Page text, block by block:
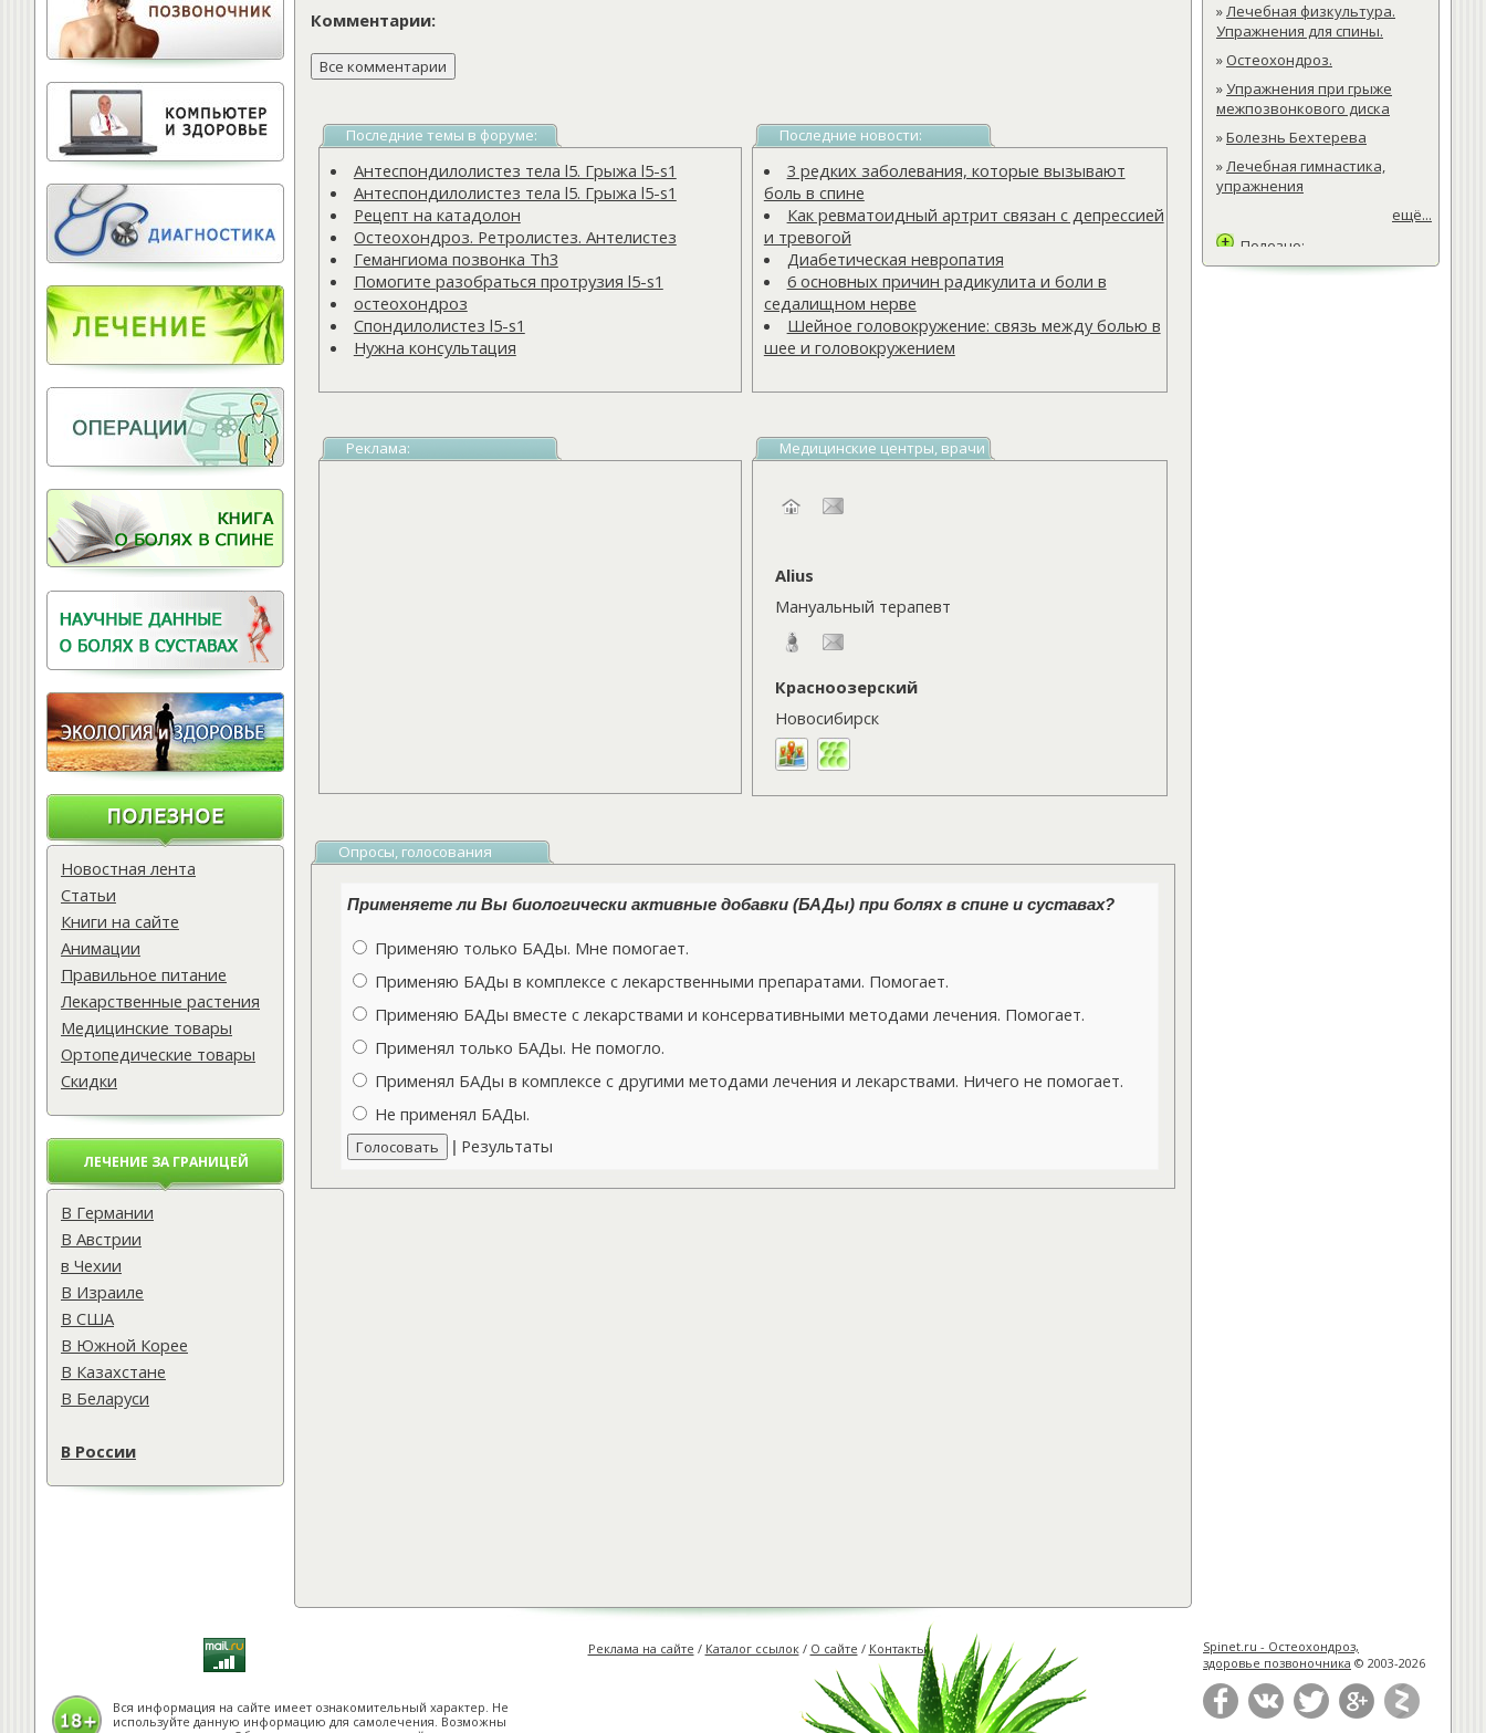
Обследование
позвоночника
Тактика лечения
остеохондроза
Лечение баней
Офисный фитнес
Народная медицина
Тест для позвоночника
Питание для позвоночника
Витамины для
позвоночника
Новостная лента
Статьи
Книги на сайте
Анимации
Правильное питание
Лекарственные растения
Медицинские товары
Ортопедические товары
Скидки
ЛЕЧЕНИЕ ЗА ГРАНИЦЕЙ
В Германии
В Австрии
в Чехии
В Израиле
В США
В Южной Корее
В Казахстане
В Беларуси
В России
»Лечебная физкультура.
Упражнения для спины.
» Остеохондроз.
»Упражнения при грыже
межпозвонкового диска
»Болезнь Бехтерева
»Лечебная гимнастика,
упражнения
ещё...
Полезно:
Лечебная физкультура.
Комментарии:
Последние темы в форуме:
Антеспондилолистез тела l5. Грыжа l5-s1
Антеспондилолистез тела l5. Грыжа l5-s1
Рецепт на катадолон
Остеохондроз. Ретролистез. Антелистез
Гемангиома позвонка Тh3
Помогите разобраться протрузия l5-s1
остеохондроз
Спондилолистез l5-s1
Нужна консультация
Последние новости:
3 редких заболевания, которые вызывают
боль в спине
Как ревматоидный артрит связан с депрессией
и тревогой
Диабетическая невропатия
6 основных причин радикулита и боли в
седалищном нерве
Шейное головокружение: связь между болью в
шее и головокружением
Реклама: Медицинские центры, врачи
Alius
Мануальный терапевт
Красноозерский
Новосибирск
Опросы, голосования
Применяете ли Вы биологически активные добавки (БАДы) при болях в спине и суставах?
Применяю только БАДы. Мне помогает.
Применяю БАДы в комплексе с лекарственными препаратами. Помогает.
Применяю БАДы вместе с лекарствами и консервативными методами лечения. Помогает.
Применял только БАДы. Не помогло.
Применял БАДы в комплексе с другими методами лечения и лекарствами. Ничего не помогает.
Не применял БАДы.
Результаты
Spinet.ru - Остеохондроз,
здоровье позвоночника © 2003-2026
Реклама на сайте / Каталог ссылок/ О сайте / Контакты
Вся информация на сайте имеет ознакомительный характер. Не
используйте данную информацию для самолечения. Возможны